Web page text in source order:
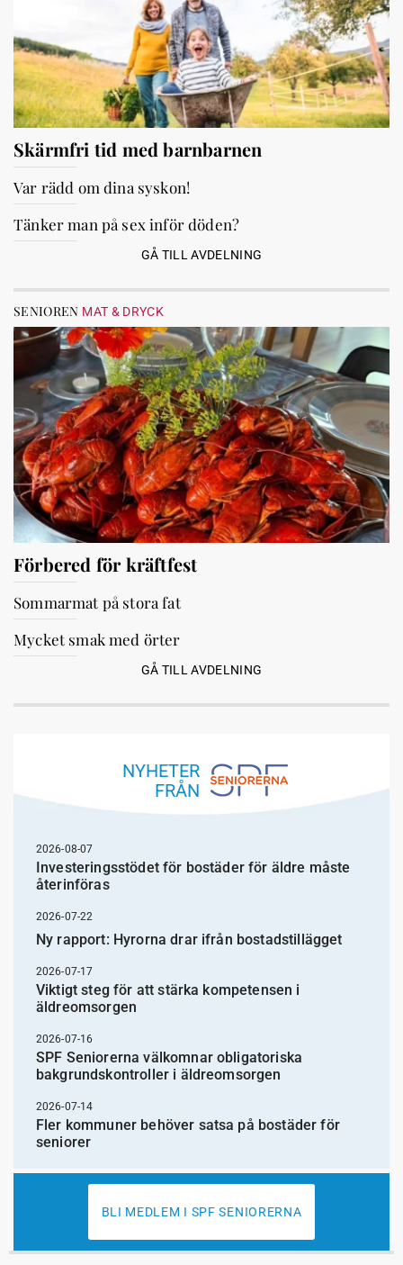
Skärmfri tid med barnbarnen
Var rädd om dina syskon!
Tänker man på sex inför döden?
GÅ TILL AVDELNING
SENIOREN MAT & DRYCK
Förbered för kräftfest
Sommarmat på stora fat
Mycket smak med örter
GÅ TILL AVDELNING
NYHETER
FRÅN
2026-08-07
Investeringsstödet för bostäder för äldre måste
återinföras
2026-07-22
Ny rapport: Hyrorna drar ifrån bostadstillägget
2026-07-17
Viktigt steg för att stärka kompetensen i
äldreomsorgen
2026-07-16
SPF Seniorerna välkomnar obligatoriska
bakgrundskontroller i äldreomsorgen
2026-07-14
Fler kommuner behöver satsa på bostäder för
seniorer
BLI MEDLEM I SPF SENIORERNA